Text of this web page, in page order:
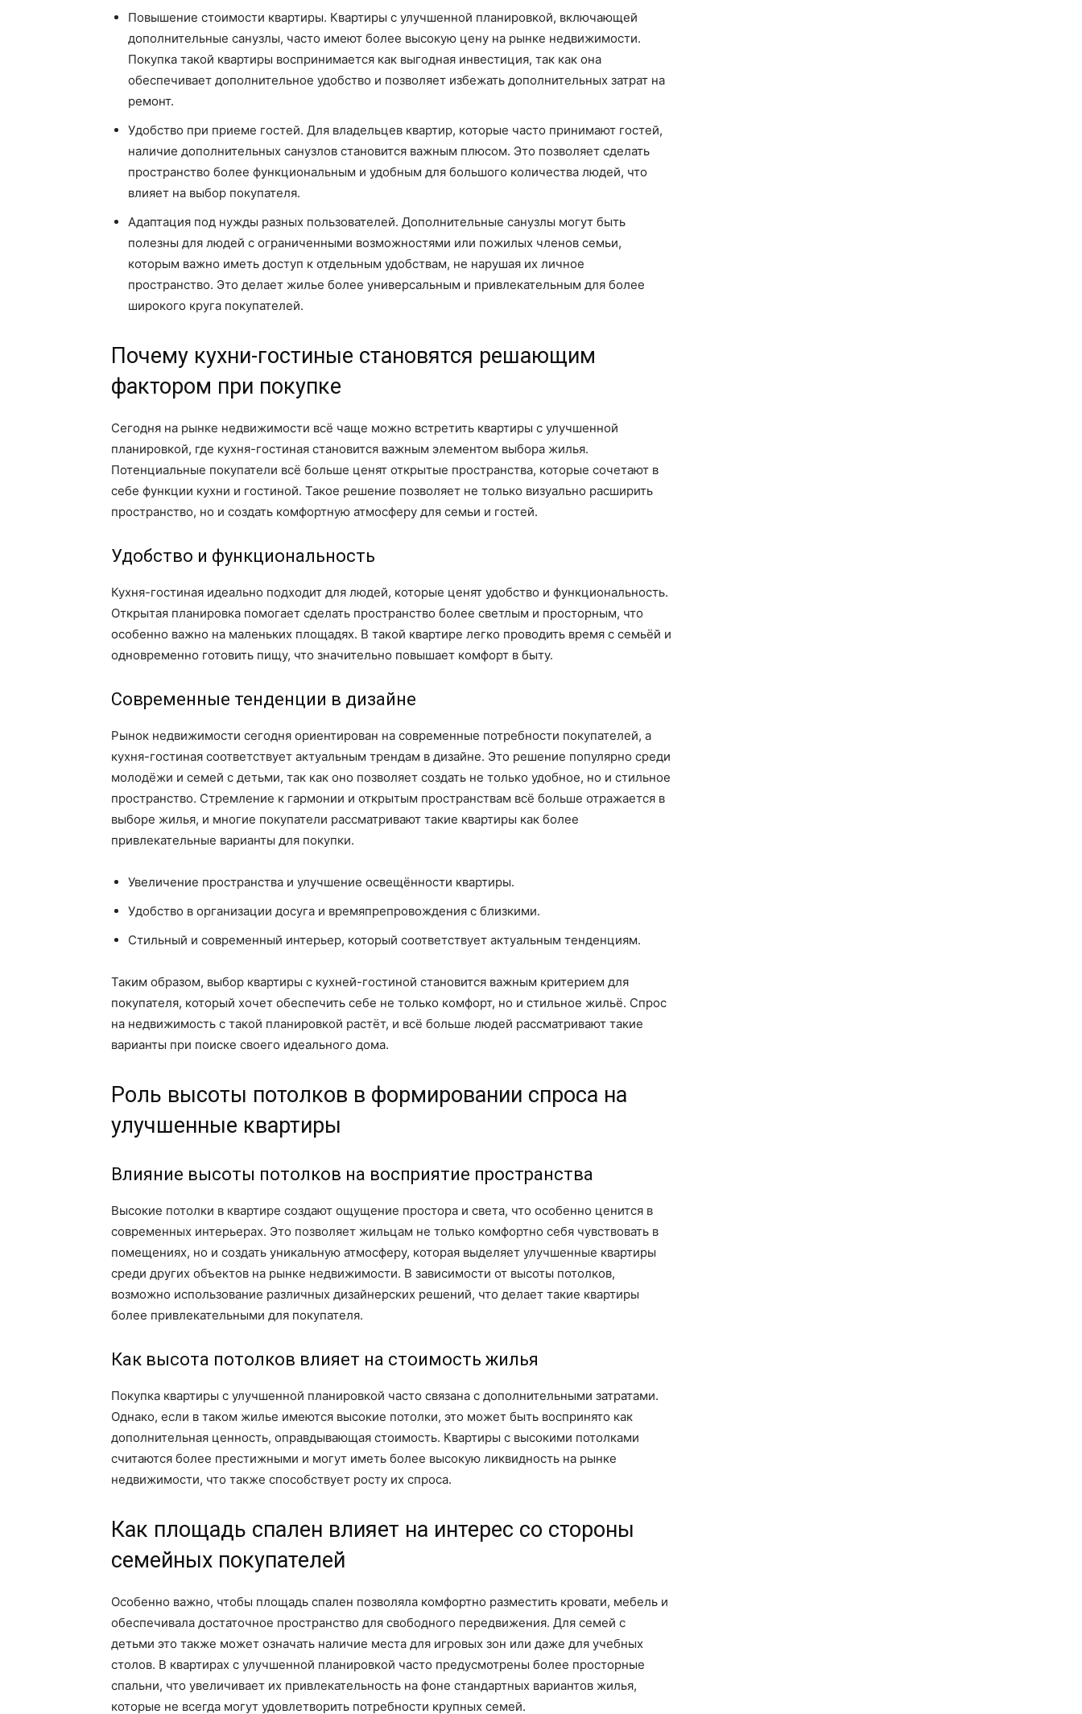
Повышение стоимости квартиры. Квартиры с улучшенной планировкой, включающей
дополнительные санузлы, часто имеют более высокую цену на рынке недвижимости.
Покупка такой квартиры воспринимается как выгодная инвестиция, так как она
обеспечивает дополнительное удобство и позволяет избежать дополнительных затрат на
ремонт.
Удобство при приеме гостей. Для владельцев квартир, которые часто принимают гостей,
наличие дополнительных санузлов становится важным плюсом. Это позволяет сделать
пространство более функциональным и удобным для большого количества людей, что
влияет на выбор покупателя.
Адаптация под нужды разных пользователей. Дополнительные санузлы могут быть
полезны для людей с ограниченными возможностями или пожилых членов семьи,
которым важно иметь доступ к отдельным удобствам, не нарушая их личное
пространство. Это делает жилье более универсальным и привлекательным для более
широкого круга покупателей.
Почему кухни-гостиные становятся решающим
фактором при покупке
Сегодня на рынке недвижимости всё чаще можно встретить квартиры с улучшенной
планировкой, где кухня-гостиная становится важным элементом выбора жилья.
Потенциальные покупатели всё больше ценят открытые пространства, которые сочетают в
себе функции кухни и гостиной. Такое решение позволяет не только визуально расширить
пространство, но и создать комфортную атмосферу для семьи и гостей.
Удобство и функциональность
Кухня-гостиная идеально подходит для людей, которые ценят удобство и функциональность.
Открытая планировка помогает сделать пространство более светлым и просторным, что
особенно важно на маленьких площадях. В такой квартире легко проводить время с семьёй и
одновременно готовить пищу, что значительно повышает комфорт в быту.
Современные тенденции в дизайне
Рынок недвижимости сегодня ориентирован на современные потребности покупателей, а
кухня-гостиная соответствует актуальным трендам в дизайне. Это решение популярно среди
молодёжи и семей с детьми, так как оно позволяет создать не только удобное, но и стильное
пространство. Стремление к гармонии и открытым пространствам всё больше отражается в
выборе жилья, и многие покупатели рассматривают такие квартиры как более
привлекательные варианты для покупки.
Увеличение пространства и улучшение освещённости квартиры.
Удобство в организации досуга и времяпрепровождения с близкими.
Стильный и современный интерьер, который соответствует актуальным тенденциям.
Таким образом, выбор квартиры с кухней-гостиной становится важным критерием для
покупателя, который хочет обеспечить себе не только комфорт, но и стильное жильё. Спрос
на недвижимость с такой планировкой растёт, и всё больше людей рассматривают такие
варианты при поиске своего идеального дома.
Роль высоты потолков в формировании спроса на
улучшенные квартиры
Влияние высоты потолков на восприятие пространства
Высокие потолки в квартире создают ощущение простора и света, что особенно ценится в
современных интерьерах. Это позволяет жильцам не только комфортно себя чувствовать в
помещениях, но и создать уникальную атмосферу, которая выделяет улучшенные квартиры
среди других объектов на рынке недвижимости. В зависимости от высоты потолков,
возможно использование различных дизайнерских решений, что делает такие квартиры
более привлекательными для покупателя.
Как высота потолков влияет на стоимость жилья
Покупка квартиры с улучшенной планировкой часто связана с дополнительными затратами.
Однако, если в таком жилье имеются высокие потолки, это может быть воспринято как
дополнительная ценность, оправдывающая стоимость. Квартиры с высокими потолками
считаются более престижными и могут иметь более высокую ликвидность на рынке
недвижимости, что также способствует росту их спроса.
Как площадь спален влияет на интерес со стороны
семейных покупателей
Особенно важно, чтобы площадь спален позволяла комфортно разместить кровати, мебель и
обеспечивала достаточное пространство для свободного передвижения. Для семей с
детьми это также может означать наличие места для игровых зон или даже для учебных
столов. В квартирах с улучшенной планировкой часто предусмотрены более просторные
спальни, что увеличивает их привлекательность на фоне стандартных вариантов жилья,
которые не всегда могут удовлетворить потребности крупных семей.